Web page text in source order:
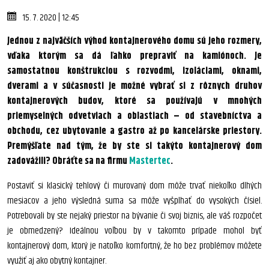
15. 7. 2020 | 12:45
Jednou z najväčších výhod kontajnerového domu sú jeho rozmery,
vďaka ktorým sa dá ľahko prepraviť na kamiónoch. Je
samostatnou konštrukciou s rozvodmi, izoláciami, oknami,
dverami a v súčasnosti je možné vybrať si z rôznych druhov
kontajnerových budov, ktoré sa používajú v mnohých
priemyselných odvetviach a oblastiach – od stavebníctva a
obchodu, cez ubytovanie a gastro až po kancelárske priestory.
Premýšľate nad tým, že by ste si takýto kontajnerový dom
zadovážili? Obráťte sa na firmu Mastertec.
Postaviť si klasický tehlový či murovaný dom môže trvať niekoľko dlhých
mesiacov a jeho výsledná suma sa môže vyšplhať do vysokých čísiel.
Potrebovali by ste nejaký priestor na bývanie či svoj biznis, ale váš rozpočet
je obmedzený? Ideálnou voľbou by v takomto prípade mohol byť
kontajnerový dom, ktorý je natoľko komfortný, že ho bez problémov môžete
využiť aj ako obytný kontajner.